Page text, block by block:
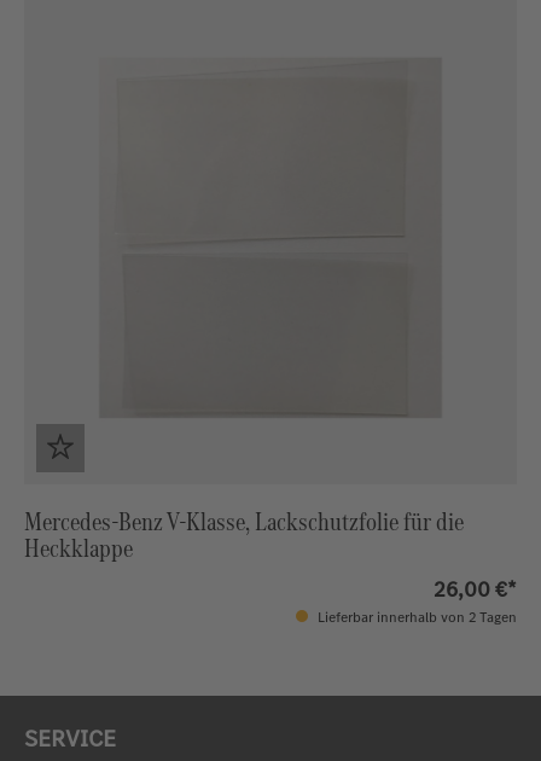
Mercedes-Benz V-Klasse, Lackschutzfolie für die
Heckklappe
26,00 €*
Lieferbar innerhalb von 2 Tagen
SERVICE